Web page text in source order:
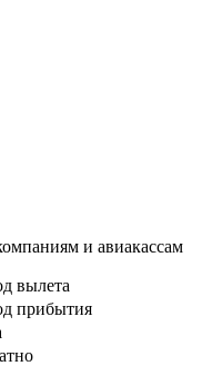
и авиакассам
вылета
прибытия